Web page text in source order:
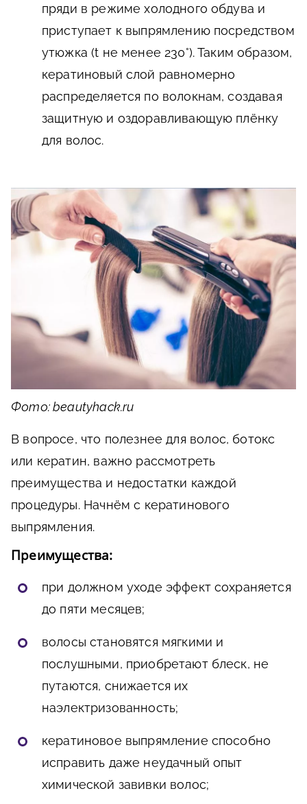
пряди в режиме холодного обдува и
приступает к выпрямлению посредством
утюжка (t не менее 230°). Таким образом,
кератиновый слой равномерно
распределяется по волокнам, создавая
защитную и оздоравливающую плёнку
для волос.
Фото: beautyhack.ru
В вопросе, что полезнее для волос, ботокс
или кератин, важно рассмотреть
преимущества и недостатки каждой
процедуры. Начнём с кератинового
выпрямления.
Преимущества:
при должном уходе эффект сохраняется
до пяти месяцев;
волосы становятся мягкими и
послушными, приобретают блеск, не
путаются, снижается их
наэлектризованность;
кератиновое выпрямление способно
исправить даже неудачный опыт
химической завивки волос;